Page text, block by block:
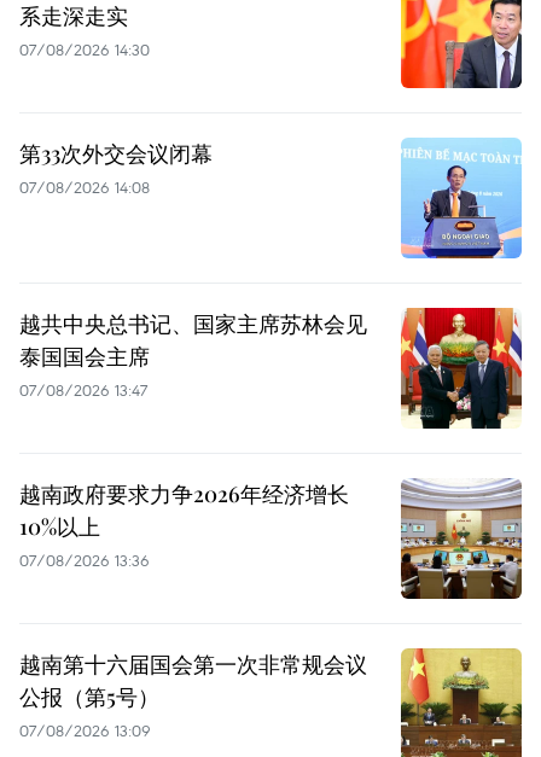
系走深走实
07/08/2026 14:30
第33次外交会议闭幕
07/08/2026 14:08
越共中央总书记、国家主席苏林会见
泰国国会主席
07/08/2026 13:47
越南政府要求力争2026年经济增长
10%以上
07/08/2026 13:36
越南第十六届国会第一次非常规会议
公报（第5号）
07/08/2026 13:09